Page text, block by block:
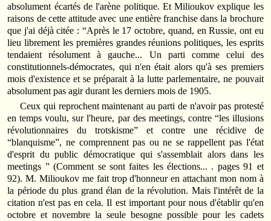
absolument écartés de l'arène politique. Et Milioukov explique les
raisons de cette attitude avec une entière franchise dans la brochure
que j'ai déjà citée : “Après le 17 octobre, quand, en Russie, ont eu
lieu librement les premières grandes réunions politiques, les esprits
tendaient résolument à gauche... Un parti comme celui des
constitutionnels‑démocrates, qui n'en était alors qu'à ses premiers
mois d'existence et se préparait à la lutte parlementaire, ne pouvait
absolument pas agir durant les derniers mois de 1905.
Ceux qui reprochent maintenant au parti de n'avoir pas protesté
en temps voulu, sur l'heure, par des meetings, contre “les illusions
révolutionnaires du trotskisme” et contre une récidive de
“blanquisme”, ne comprennent pas ou ne se rappellent pas l'état
d'esprit du public démocratique qui s'assemblait alors dans les
meetings ” (Comment se sont faites les élections... . pages 91 et
92). M. Milioukov me fait trop d'honneur en attachant mon nom à
la période du plus grand élan de la révolution. Mais l'intérêt de la
citation n'est pas en cela. Il est important pour nous d'établir qu'en
octobre et novembre la seule besogne possible pour les cadets